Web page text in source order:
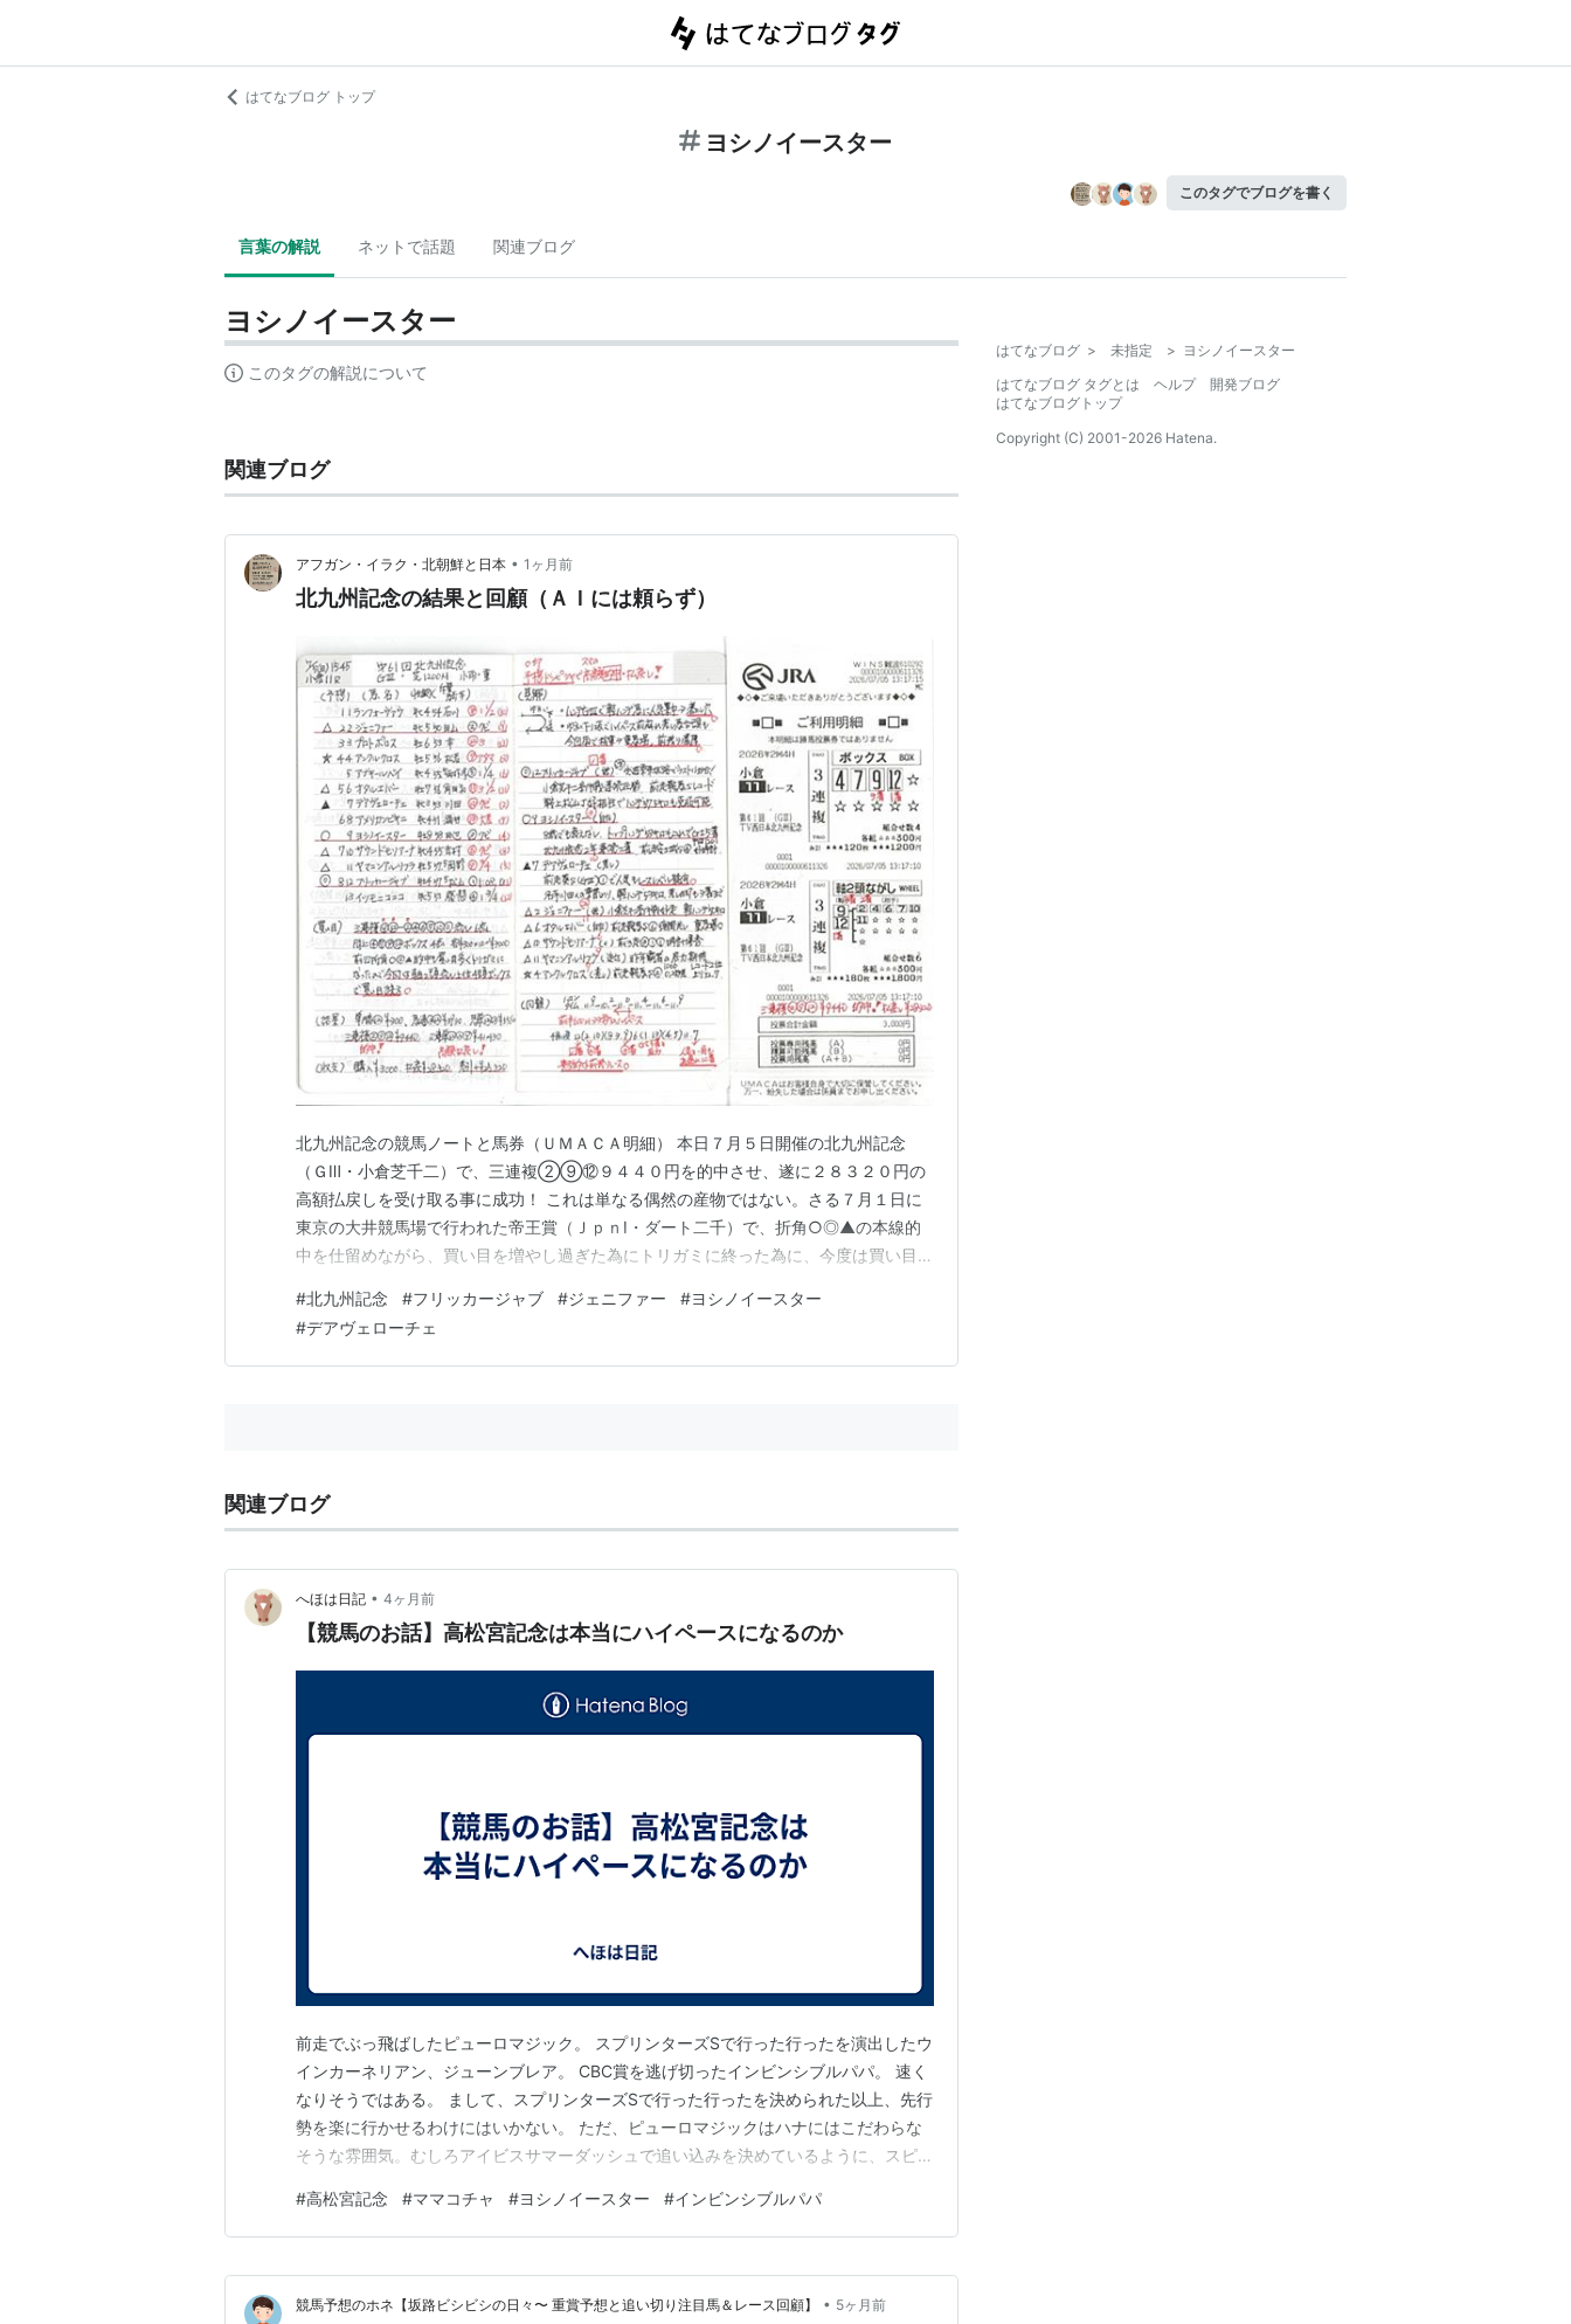
はてなブログ トップ
ヨシノイースター
このタグでブログを書く
言葉の解説 ネットで話題 関連ブログ
ヨシノイースター
このタグの解説について
関連ブログ
アフガン・イラク・北朝鮮と日本 • 1ヶ月前
北九州記念の結果と回顧（ＡＩには頼らず）
北九州記念の競馬ノートと馬券（ＵＭＡＣＡ明細） 本日７月５日開催の北九州記念
（ＧⅢ・小倉芝千二）で、三連複②⑨⑫９４４０円を的中させ、遂に２８３２０円の
高額払戻しを受け取る事に成功！ これは単なる偶然の産物ではない。さる７月１日に
東京の大井競馬場で行われた帝王賞（ＪｐｎⅠ・ダート二千）で、折角○◎▲の本線的
中を仕留めながら、買い目を増やし過ぎた為にトリガミに終った為に、今度は買い目を
千＝同じく2000ｍ） 北九州記念を予想する上で留意した事二つ。一つ目は、ハンデＧ
Ⅲという事で、とかく軽ハンデの馬に人気が集中しがちな…
#北九州記念 #フリッカージャブ #ジェニファー #ヨシノイースター
#デアヴェローチェ
関連ブログ
へほは日記 • 4ヶ月前
【競馬のお話】高松宮記念は本当にハイペースになるのか
前走でぶっ飛ばしたピューロマジック。 スプリンターズSで行った行ったを演出したウ
インカーネリアン、ジューンブレア。 CBC賞を逃げ切ったインビンシブルパパ。 速く
なりそうではある。 まして、スプリンターズSで行った行ったを決められた以上、先行
勢を楽に行かせるわけにはいかない。 ただ、ピューロマジックはハナにはこだわらな
そうな雰囲気。むしろアイビスサマーダッシュで追い込みを決めているように、スピー
ので、これがハナを主張しそう。 大外のジューンブレアはインビンシブルが主張する
なら２番手に控える気がする。 そうなると、意外…
#高松宮記念 #ママコチャ #ヨシノイースター #インビンシブルパパ
競馬予想のホネ【坂路ビシビシの日々〜 重賞予想と追い切り注目馬＆レース回顧】 • 5ヶ月前
はてなブログ > 未指定 > ヨシノイースター
はてなブログ タグとは
ヘルプ
開発ブログ
はてなブログトップ
Copyright (C) 2001-2026 Hatena.